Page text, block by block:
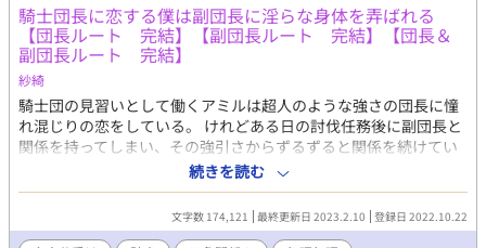
騎士団長に恋する僕は副団長に淫らな身体を弄ばれる
【団長ルート 完結】【副団長ルート 完結】【団長＆
副団長ルート 完結】
紗綺
騎士団の見習いとして働くアミルは超人のような強さの団長に憧
れ混じりの恋をしている。 けれどある日の討伐任務後に副団長と
関係を持ってしまい、その強引さからずるずると関係を続けてい
た。 そんなとき団長に副団長との行為を見られてしまって
――……。 強引な手管で身体から陥落させられた主人公。 愛はな
いけど主人公をかまう副団長。 部下たちの関係を見てしまってか
ら主人公が気になって仕方ない団長。 そんな三人の恋だったり恋
続きを読む
文字数 174,121 最終更新日 2023.2.10 登録日 2022.10.22